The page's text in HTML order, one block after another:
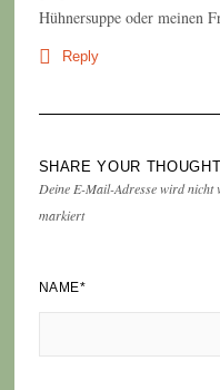
Hühnersuppe oder
Reply
SHARE YOUR
Deine E-Mail-Adresse wird nicht
markiert
NAME*